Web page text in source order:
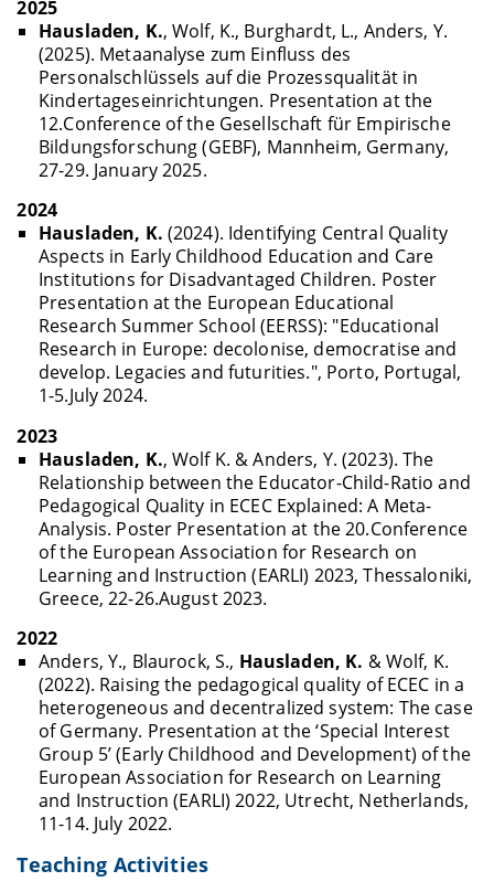
2025
Hausladen, K., Wolf, K., Burghardt, L., Anders, Y.
(2025). Metaanalyse zum Einfluss des
Personalschlüssels auf die Prozessqualität in
Kindertageseinrichtungen. Presentation at the
12.Conference of the Gesellschaft für Empirische
Bildungsforschung (GEBF), Mannheim, Germany,
27-29. January 2025.
2024
Hausladen, K. (2024). Identifying Central Quality
Aspects in Early Childhood Education and Care
Institutions for Disadvantaged Children. Poster
Presentation at the European Educational
Research Summer School (EERSS): "Educational
Research in Europe: decolonise, democratise and
develop. Legacies and futurities.", Porto, Portugal,
1-5.July 2024.
2023
Hausladen, K., Wolf K. & Anders, Y. (2023). The
Relationship between the Educator-Child-Ratio and
Pedagogical Quality in ECEC Explained: A Meta-
Analysis. Poster Presentation at the 20.Conference
of the European Association for Research on
Learning and Instruction (EARLI) 2023, Thessaloniki,
Greece, 22-26.August 2023.
2022
Anders, Y., Blaurock, S., Hausladen, K. & Wolf, K.
(2022). Raising the pedagogical quality of ECEC in a
heterogeneous and decentralized system: The case
of Germany. Presentation at the ‘Special Interest
Group 5’ (Early Childhood and Development) of the
European Association for Research on Learning
and Instruction (EARLI) 2022, Utrecht, Netherlands,
11-14. July 2022.
Teaching Activities